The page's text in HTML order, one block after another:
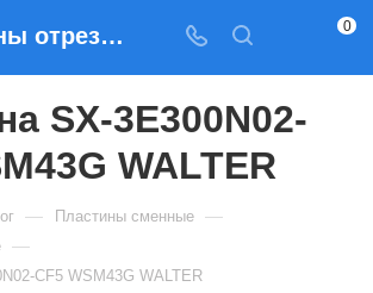
Пластины отрезные Пластина SX-3E300N02-CF5 WSM43G WALTER — купить по выгодным ценам в Москве 0
SX-3E300N02-
WALTER
— Пластины сменные —
—
CF5 WSM43G WALTER